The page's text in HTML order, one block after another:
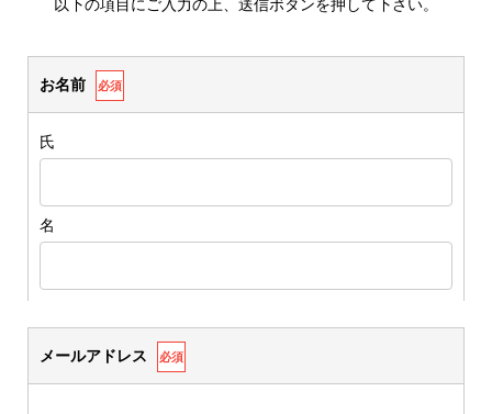
以下の項目にご入力の上、送信ボタンを押して下さい。
お名前 必須
氏
名
メールアドレス 必須